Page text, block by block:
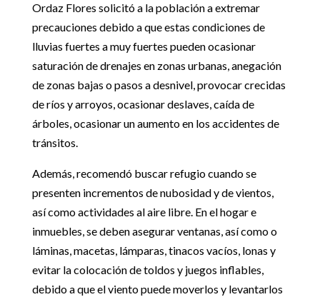
Ordaz Flores solicitó a la población a extremar
precauciones debido a que estas condiciones de
lluvias fuertes a muy fuertes pueden ocasionar
saturación de drenajes en zonas urbanas, anegación
de zonas bajas o pasos a desnivel, provocar crecidas
de ríos y arroyos, ocasionar deslaves, caída de
árboles, ocasionar un aumento en los accidentes de
tránsitos.
Además, recomendó buscar refugio cuando se
presenten incrementos de nubosidad y de vientos,
así como actividades al aire libre. En el hogar e
inmuebles, se deben asegurar ventanas, así como o
láminas, macetas, lámparas, tinacos vacíos, lonas y
evitar la colocación de toldos y juegos inflables,
debido a que el viento puede moverlos y levantarlos